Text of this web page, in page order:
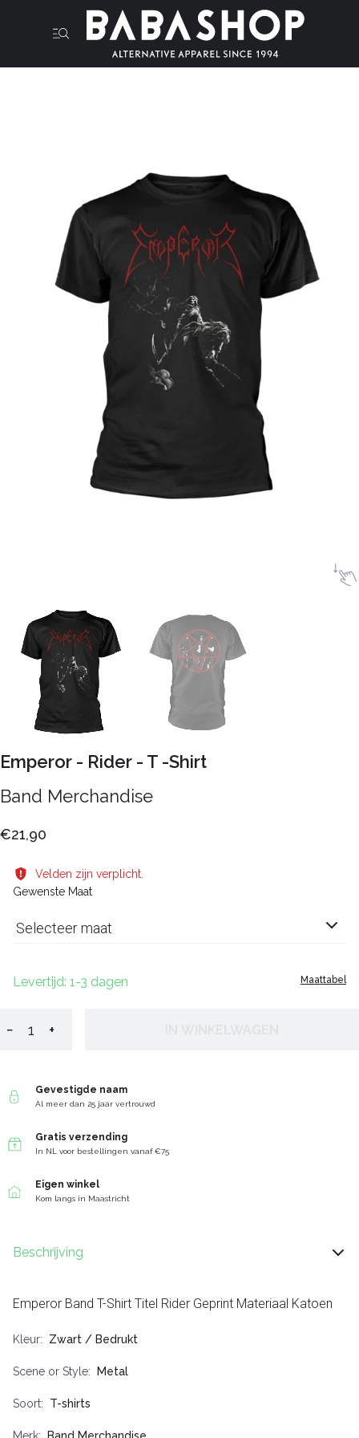
Emperor - Rider - T -Shirt
Band Merchandise
€21,90
Velden zijn verplicht.
Gewenste Maat
Selecteer maat
Maattabel
Levertijd: 1-3 dagen
− +
Gevestigde naam
Al meer dan 25 jaar vertrouwd
Gratis verzending
In NL voor bestellingen vanaf €75
Eigen winkel
Kom langs in Maastricht
Beschrijving
Emperor Band T-Shirt Titel Rider Geprint Materiaal Katoen
Kleur Zwart / Bedrukt
Scene or Style Metal
Soort T-shirts